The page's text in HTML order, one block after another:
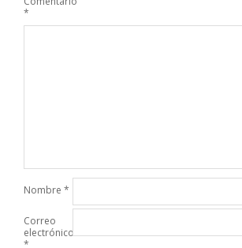
*
Nombre *
Correo
electrónico
*